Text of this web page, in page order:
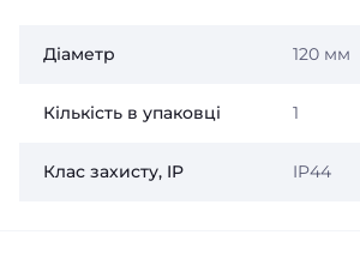
Діаметр 120 мм
Кількість в упаковці 1
Клас захисту, IP IP44